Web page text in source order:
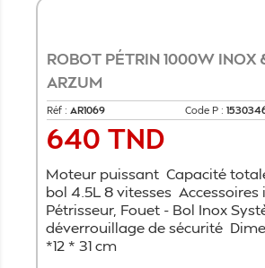
ROBOT PÉTRIN 1000W INOX
ARZUM
Réf : AR1069 Code P :
Prix
640 TND
Moteur puissant Capacité
bol 4.5L 8 vitesses Accessoires
Pétrisseur, Fouet - Bol Inox
déverrouillage de sécurité
*12 * 31 cm